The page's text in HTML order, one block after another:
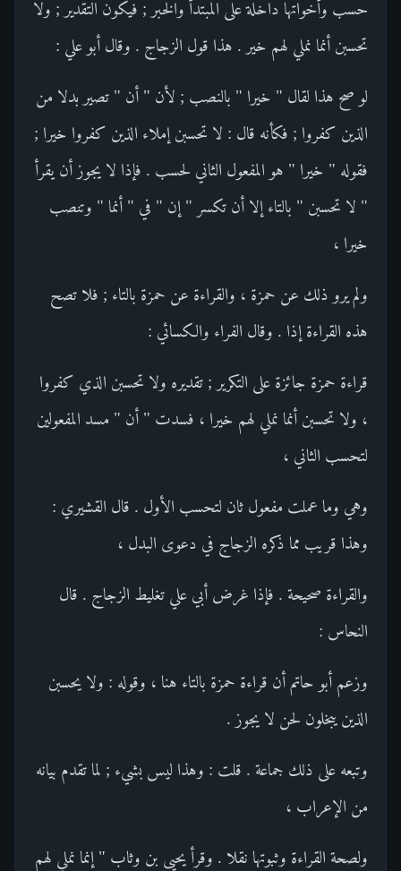
حسب وأخواتها داخلة على المبتدأ والخبر ; فيكون التقدير ; ولا
تحسبن أنما نملي لهم خير . هذا قول الزجاج . وقال أبو علي :
لو صح هذا لقال " خيرا " بالنصب ; لأن " أن " تصير بدلا من
الذين كفروا ; فكأنه قال : لا تحسبن إملاء الذين كفروا خيرا ;
فقوله " خيرا " هو المفعول الثاني لحسب . فإذا لا يجوز أن يقرأ
" لا تحسبن " بالتاء إلا أن تكسر " إن " في " أنما " وتنصب
خيرا ،
ولم يرو ذلك عن حمزة ، والقراءة عن حمزة بالتاء ; فلا تصح
هذه القراءة إذا . وقال الفراء والكسائي :
قراءة حمزة جائزة على التكرير ; تقديره ولا تحسبن الذي كفروا
، ولا تحسبن أنما نملي لهم خيرا ، فسدت " أن " مسد المفعولين
لتحسب الثاني ،
وهي وما عملت مفعول ثان لتحسب الأول . قال القشيري :
وهذا قريب مما ذكره الزجاج في دعوى البدل ،
والقراءة صحيحة . فإذا غرض أبي علي تغليط الزجاج . قال
النحاس :
وزعم أبو حاتم أن قراءة حمزة بالتاء هنا ، وقوله : ولا يحسبن
الذين يبخلون لحن لا يجوز .
وتبعه على ذلك جماعة . قلت : وهذا ليس بشيء ; لما تقدم بيانه
من الإعراب ،
ولصحة القراءة وثبوتها نقلا . وقرأ يحيى بن وثاب " إنما نملي لهم